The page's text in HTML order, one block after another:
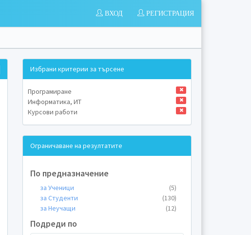
РЕГИСТРАЦИЯ
ВХОД
Избрани критерии за търсене
Програмиране
Информатика, ИТ
Курсови работи
Ограничаване на резултатите
По предназначение
за Ученици
(5)
за Студенти
(130)
за Неучащи
(12)
Подреди по